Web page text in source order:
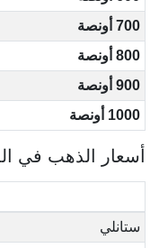
700 أونصة
800 أونصة
900 أونصة
1000 أونصة
أسعار الذهب في
ستانلي